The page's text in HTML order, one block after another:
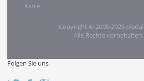
Karte
Copyright © 2005-2026
Alle Rechte vorbehalten.
Folgen Sie uns